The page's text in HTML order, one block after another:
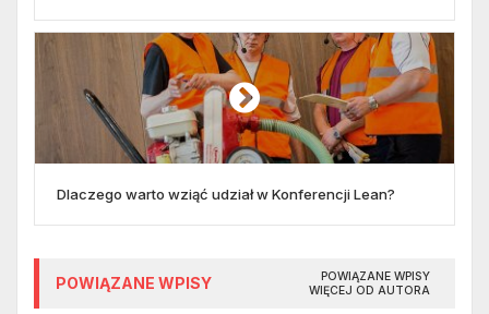
Dlaczego warto wziąć udział w Konferencji Lean?
POWIĄZANE WPISY
POWIĄZANE WPISY
WIĘCEJ OD AUTORA